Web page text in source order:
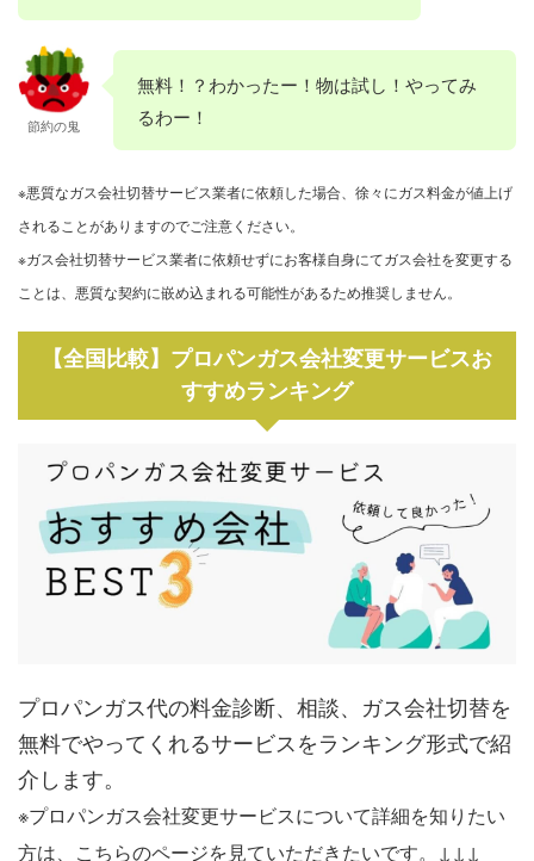
節約の鬼
無料！？わかったー！物は試し！やってみ
るわー！
※悪質なガス会社切替サービス業者に依頼した場合、徐々にガス料金が値上げ
されることがありますのでご注意ください。
※ガス会社切替サービス業者に依頼せずにお客様自身にてガス会社を変更する
ことは、悪質な契約に嵌め込まれる可能性があるため推奨しません。
【全国比較】プロパンガス会社変更サービスお
すすめランキング
プロパンガス代の料金診断、相談、ガス会社切替を
無料でやってくれるサービスをランキング形式で紹
介します。
※プロパンガス会社変更サービスについて詳細を知りたい
方は、こちらのページを見ていただきたいです。↓↓↓